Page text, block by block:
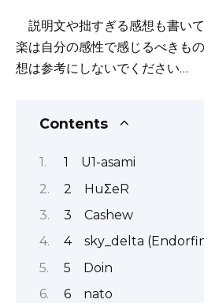
k
説明文や拙すぎる感想も書い
楽は自分の感性で感じるべきも
想は参考にしないでください…
Contents
1 U1-asami
2 HuΣeR
3 Cashew
4 sky_delta
5 Doin
6 nato